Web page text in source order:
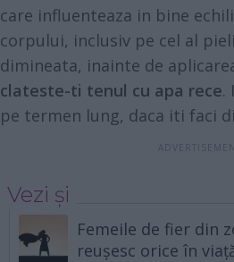
care influenteaza in bine
corpului, inclusiv pe cel al
dimineata, inainte de
clateste-ti tenul cu apa rece.
pe termen lung, daca iti faci
Vezi și
Femeile de fier din
reușesc orice în